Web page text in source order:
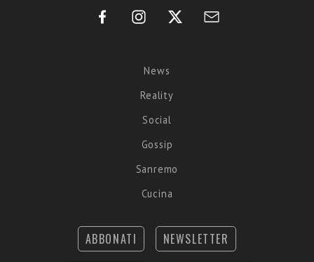
News
Reality
Social
Gossip
Sanremo
Cucina
ABBONATI NEWSLETTER